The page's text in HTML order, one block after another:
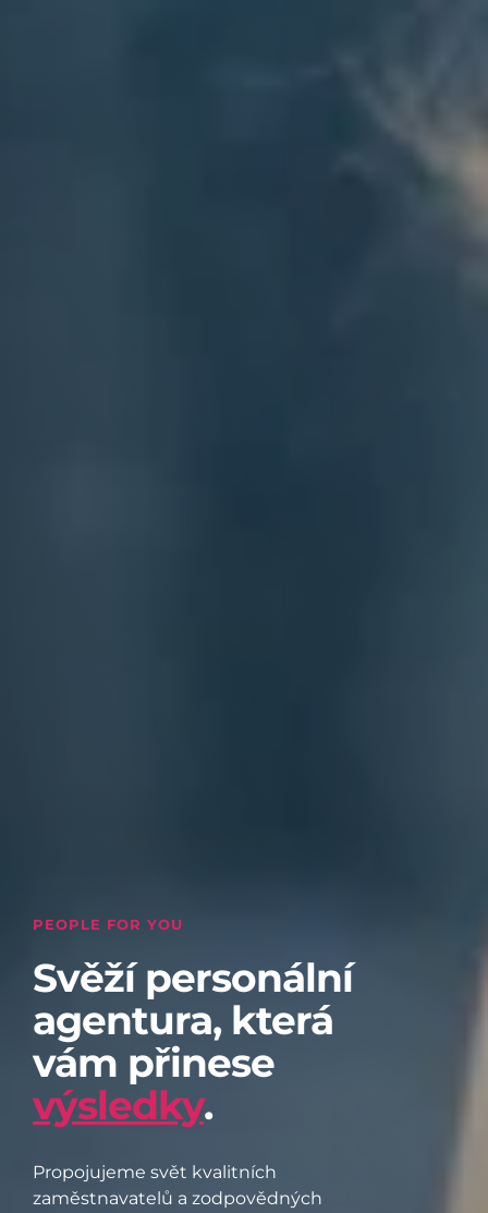
PEOPLE FOR YOU
Svěží personální
agentura, která
výsledky.
Propojujeme svět kvalitních
zaměstnavatelů a zodpovědných